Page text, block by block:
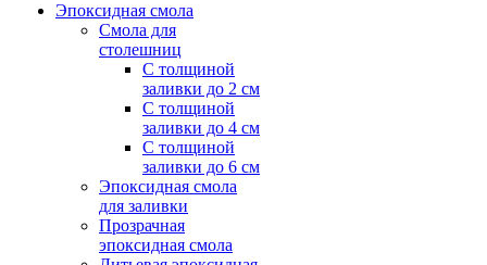
Эпоксидная смола
Смола для
столешниц
С толщиной
заливки до 2 см
С толщиной
заливки до 4 см
С толщиной
заливки до 6 см
Эпоксидная смола
для заливки
Прозрачная
эпоксидная смола